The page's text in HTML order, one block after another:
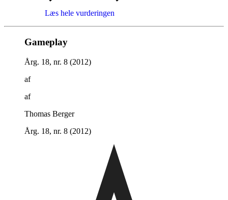
Læs hele vurderingen
Gameplay
Årg. 18, nr. 8 (2012)
af
af
Thomas Berger
Årg. 18, nr. 8 (2012)